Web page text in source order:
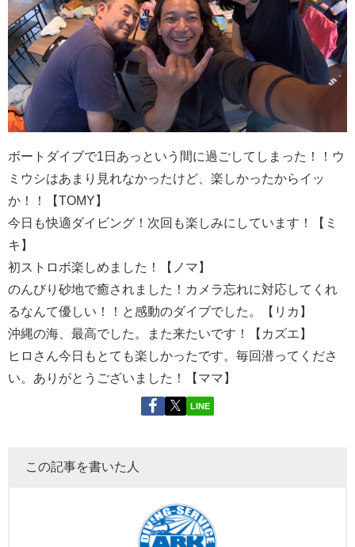
ボートダイブで1日あっという間に過ごしてしまった！！ウ
ミウシはあまり見れなかったけど、楽しかったからイッ
か！！【TOMY】
今日も快適ダイビング！次回も楽しみにしています！【ミ
キ】
初ストロボ楽しめました！【ノマ】
のんびり砂地で癒されました！カメラ忘れに対応してくれ
るなんて優しい！！と感動のダイブでした。【リカ】
沖縄の海、最高でした。また来たいです！【カズエ】
ヒロさん今日もとても楽しかったです。毎回潜ってくださ
い。ありがとうございました！【ママ】
LINE
この記事を書いた人